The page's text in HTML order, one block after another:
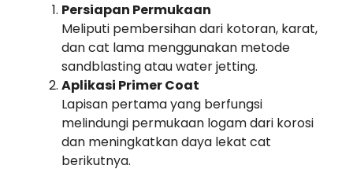
Persiapan Permukaan
Meliputi pembersihan dari kotoran, karat,
dan cat lama menggunakan metode
sandblasting atau water jetting.
Aplikasi Primer Coat
Lapisan pertama yang berfungsi
melindungi permukaan logam dari korosi
dan meningkatkan daya lekat cat
berikutnya.